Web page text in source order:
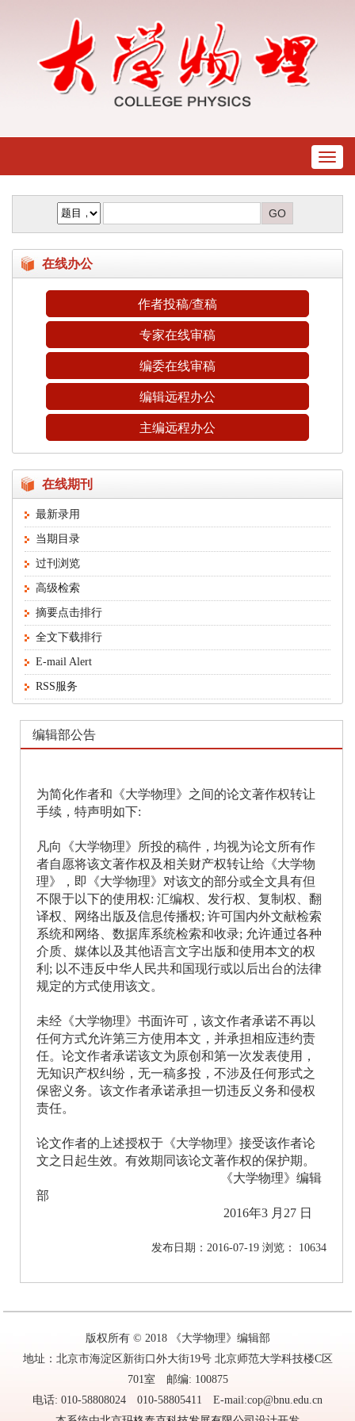
在线办公
作者投稿/查稿
专家在线审稿
编委在线审稿
编辑远程办公
主编远程办公
在线期刊
最新录用
当期目录
过刊浏览
高级检索
摘要点击排行
全文下载排行
E-mail Alert
RSS服务
编辑部公告
为简化作者和《大学物理》之间的论文著作权转让
手续，特声明如下:
凡向《大学物理》所投的稿件，均视为论文所有作
者自愿将该文著作权及相关财产权转让给《大学物
理》，即《大学物理》对该文的部分或全文具有但
不限于以下的使用权: 汇编权、发行权、复制权、翻
译权、网络出版及信息传播权; 许可国内外文献检索
系统和网络、数据库系统检索和收录; 允许通过各种
介质、媒体以及其他语言文字出版和使用本文的权
利; 以不违反中华人民共和国现行或以后出台的法律
规定的方式使用该文。
未经《大学物理》书面许可，该文作者承诺不再以
任何方式允许第三方使用本文，并承担相应违约责
任。论文作者承诺该文为原创和第一次发表使用，
无知识产权纠纷，无一稿多投，不涉及任何形式之
保密义务。该文作者承诺承担一切违反义务和侵权
责任。
论文作者的上述授权于《大学物理》接受该作者论
文之日起生效。有效期同该论文著作权的保护期。
《大学物理》编辑
部
2016年3 月27 日
发布日期：2016-07-19 浏览： 10634
版权所有 © 2018 《大学物理》编辑部
地址：北京市海淀区新街口外大街19号 北京师范大学科技楼C区
701室 邮编: 100875
电话: 010-58808024 010-58805411 E-mail:cop@bnu.edu.cn